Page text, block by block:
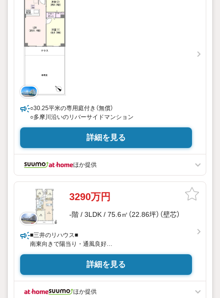
○30.25平米の専用庭付き（無償）
○多摩川沿いのリバーサイドマンション
詳細を見る
ほか提供
3290万円
-階 / 3LDK / 75.6㎡（22.86坪）（壁芯）
■三井のリハウス■
南東向きで陽当り・通風良好
ペット飼育可能(規則有)
詳細を見る
ほか提供